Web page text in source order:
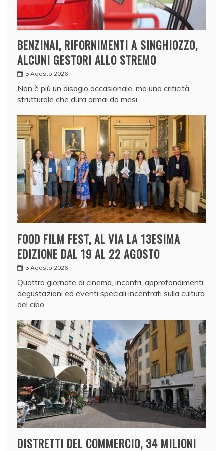
BENZINAI, RIFORNIMENTI A SINGHIOZZO,
ALCUNI GESTORI ALLO STREMO
5 Agosto 2026
Non è più un disagio occasionale, ma una criticità
strutturale che dura ormai da mesi…
FOOD FILM FEST, AL VIA LA 13ESIMA
EDIZIONE DAL 19 AL 22 AGOSTO
5 Agosto 2026
Quattro giornate di cinema, incontri, approfondimenti,
degustazioni ed eventi speciali incentrati sulla cultura
del cibo.…
DISTRETTI DEL COMMERCIO, 34 MILIONI